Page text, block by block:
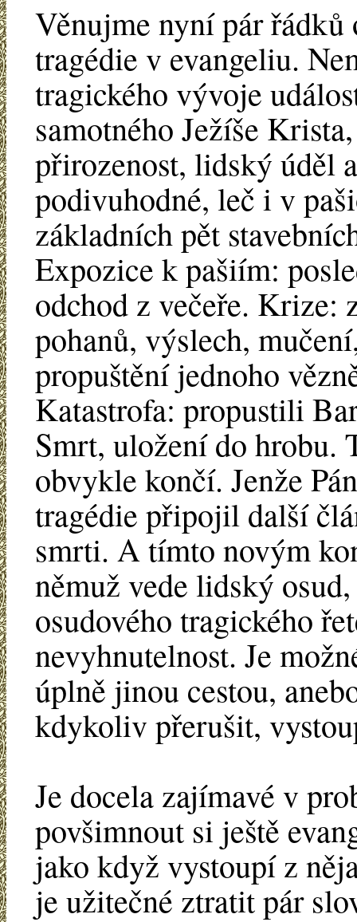
Věnujme nyní pár řádků
tragédie v evangeliu.
tragického vývoje
samotného Ježíše
přirozenost, lidský úděl
podivuhodné, leč i v
základních pět
Expozice k pašiím:
odchod z večeře. Krize:
pohanů, výslech,
propuštění jednoho
Katastrofa: propustili
Smrt, uložení do hrobu.
obvykle končí. Jenže
tragédie připojil další
smrti. A tímto novým
němuž vede lidský
osudového tragického
nevyhnutelnost. Je
úplně jinou cestou,
kdykoliv přerušit,
Je docela zajímavé v
povšimnout si ještě
jako když vystoupí z
je užitečné ztratit pár